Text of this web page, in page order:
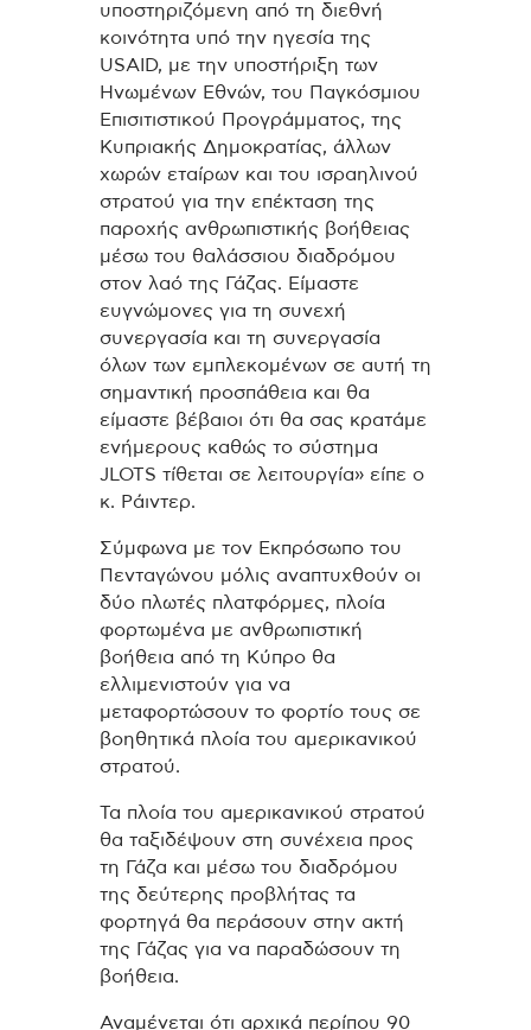
υποστηριζόμενη από τη διεθνή
κοινότητα υπό την ηγεσία της
USAID, με την υποστήριξη των
Ηνωμένων Εθνών, του Παγκόσμιου
Επισιτιστικού Προγράμματος, της
Κυπριακής Δημοκρατίας, άλλων
χωρών εταίρων και του ισραηλινού
στρατού για την επέκταση της
παροχής ανθρωπιστικής βοήθειας
μέσω του θαλάσσιου διαδρόμου
στον λαό της Γάζας. Είμαστε
ευγνώμονες για τη συνεχή
συνεργασία και τη συνεργασία
όλων των εμπλεκομένων σε αυτή τη
σημαντική προσπάθεια και θα
είμαστε βέβαιοι ότι θα σας κρατάμε
ενήμερους καθώς το σύστημα
JLOTS τίθεται σε λειτουργία» είπε ο
κ. Ράιντερ.
Σύμφωνα με τον Εκπρόσωπο του
Πενταγώνου μόλις αναπτυχθούν οι
δύο πλωτές πλατφόρμες, πλοία
φορτωμένα με ανθρωπιστική
βοήθεια από τη Κύπρο θα
ελλιμενιστούν για να
μεταφορτώσουν το φορτίο τους σε
βοηθητικά πλοία του αμερικανικού
στρατού.
Τα πλοία του αμερικανικού στρατού
θα ταξιδέψουν στη συνέχεια προς
τη Γάζα και μέσω του διαδρόμου
της δεύτερης προβλήτας τα
φορτηγά θα περάσουν στην ακτή
της Γάζας για να παραδώσουν τη
βοήθεια.
Αναμένεται ότι αρχικά περίπου 90